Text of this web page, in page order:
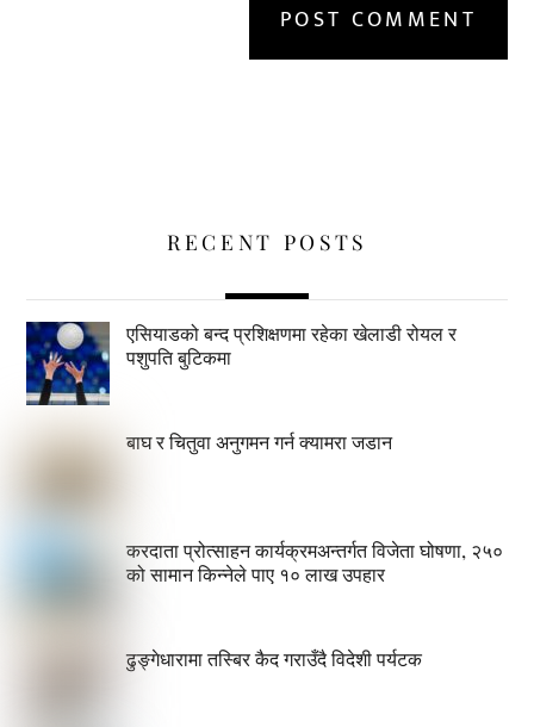
RECENT POSTS
एसियाडको बन्द प्रशिक्षणमा रहेका खेलाडी रोयल र
पशुपति बुटिकमा
बाघ र चितुवा अनुगमन गर्न क्यामरा जडान
करदाता प्रोत्साहन कार्यक्रमअन्तर्गत विजेता घोषणा, २५०
को सामान किन्नेले पाए १० लाख उपहार
ढुङ्गेधारामा तस्बिर कैद गराउँदै विदेशी पर्यटक